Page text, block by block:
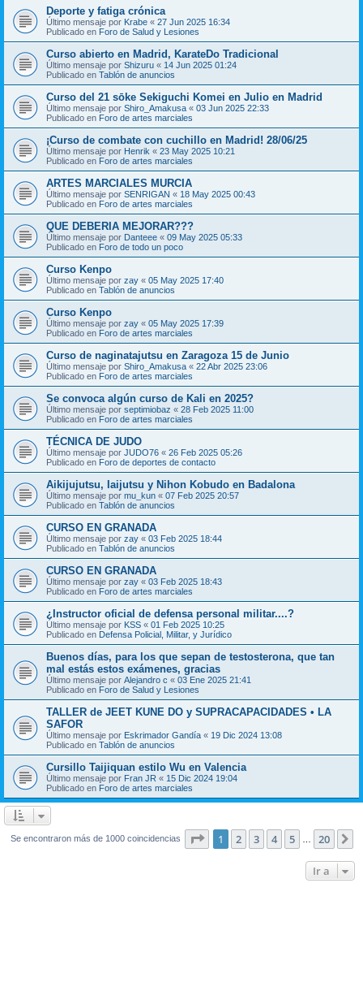
Deporte y fatiga crónica
Último mensaje por Krabe « 27 Jun 2025 16:34
Publicado en Foro de Salud y Lesiones
Curso abierto en Madrid, KarateDo Tradicional
Último mensaje por Shizuru « 14 Jun 2025 01:24
Publicado en Tablón de anuncios
Curso del 21 sōke Sekiguchi Komei en Julio en Madrid
Último mensaje por Shiro_Amakusa « 03 Jun 2025 22:33
Publicado en Foro de artes marciales
¡Curso de combate con cuchillo en Madrid! 28/06/25
Último mensaje por Henrik « 23 May 2025 10:21
Publicado en Foro de artes marciales
ARTES MARCIALES MURCIA
Último mensaje por SENRIGAN « 18 May 2025 00:43
Publicado en Foro de artes marciales
QUE DEBERIA MEJORAR???
Último mensaje por Danteee « 09 May 2025 05:33
Publicado en Foro de todo un poco
Curso Kenpo
Último mensaje por zay « 05 May 2025 17:40
Publicado en Tablón de anuncios
Curso Kenpo
Último mensaje por zay « 05 May 2025 17:39
Publicado en Foro de artes marciales
Curso de naginatajutsu en Zaragoza 15 de Junio
Último mensaje por Shiro_Amakusa « 22 Abr 2025 23:06
Publicado en Foro de artes marciales
Se convoca algún curso de Kali en 2025?
Último mensaje por septimiobaz « 28 Feb 2025 11:00
Publicado en Foro de artes marciales
TÉCNICA DE JUDO
Último mensaje por JUDO76 « 26 Feb 2025 05:26
Publicado en Foro de deportes de contacto
Aikijujutsu, Iaijutsu y Nihon Kobudo en Badalona
Último mensaje por mu_kun « 07 Feb 2025 20:57
Publicado en Tablón de anuncios
CURSO EN GRANADA
Último mensaje por zay « 03 Feb 2025 18:44
Publicado en Tablón de anuncios
CURSO EN GRANADA
Último mensaje por zay « 03 Feb 2025 18:43
Publicado en Foro de artes marciales
¿Instructor oficial de defensa personal militar....?
Último mensaje por KSS « 01 Feb 2025 10:25
Publicado en Defensa Policial, Militar, y Jurídico
Buenos días, para los que sepan de testosterona, que tan
mal estás estos exámenes, gracias
Último mensaje por Alejandro c « 03 Ene 2025 21:41
Publicado en Foro de Salud y Lesiones
TALLER de JEET KUNE DO y SUPRACAPACIDADES • LA
SAFOR
Último mensaje por Eskrimador Gandía « 19 Dic 2024 13:08
Publicado en Tablón de anuncios
Cursillo Taijiquan estilo Wu en Valencia
Último mensaje por Fran JR « 15 Dic 2024 19:04
Publicado en Foro de artes marciales
Se encontraron más de 1000 coincidencias Página de 20
1 2 3 4 5 20
Ir a